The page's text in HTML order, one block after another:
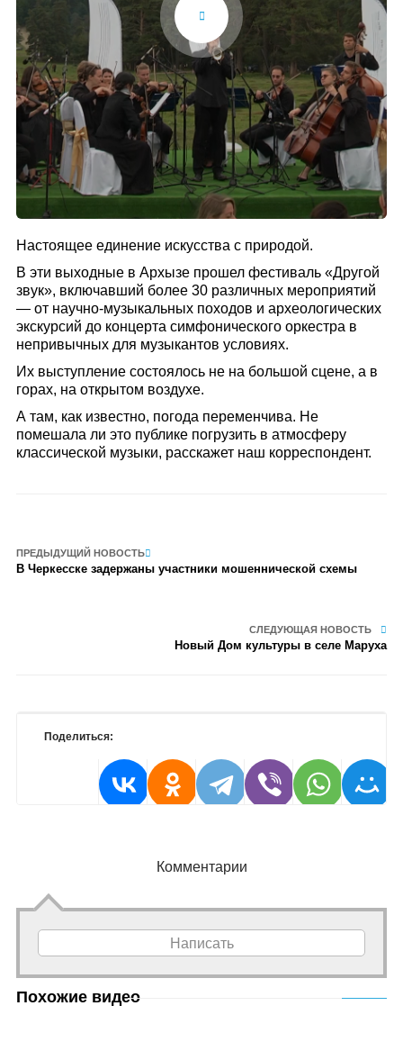
Настоящее единение искусства с природой.
В эти выходные в Архызе прошел фестиваль «Другой
звук», включавший более 30 различных мероприятий
— от научно-музыкальных походов и археологических
экскурсий до концерта симфонического оркестра в
непривычных для музыкантов условиях.
Их выступление состоялось не на большой сцене, а в
горах, на открытом воздухе.
А там, как известно, погода переменчива. Не
помешала ли это публике погрузить в атмосферу
классической музыки, расскажет наш корреспондент.
ПРЕДЫДУЩИЙ НОВОСТЬ
В Черкесске задержаны участники мошеннической схемы
СЛЕДУЮЩАЯ НОВОСТЬ
Новый Дом культуры в селе Маруха
Поделиться:
Комментарии
Написать
Похожие видео